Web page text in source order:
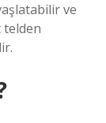
ve
telden